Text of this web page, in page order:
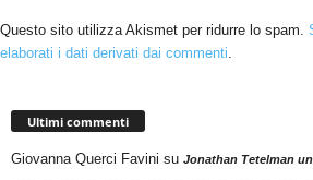
Questo sito utilizza Akismet per ridurre lo spam.
elaborati i dati derivati dai commenti.
Ultimi commenti
Giovanna Querci Favini su Jonathan Tetelman